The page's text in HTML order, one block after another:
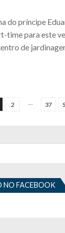
do príncipe
time para este
de
2 … 37
NO FACEBOOK